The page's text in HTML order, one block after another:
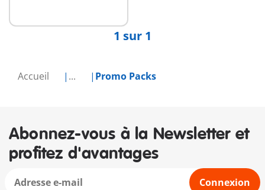
Accueil ... Promo Packs
1 sur 1
Abonnez-vous à la Newsletter et
profitez d'avantages
Connexion